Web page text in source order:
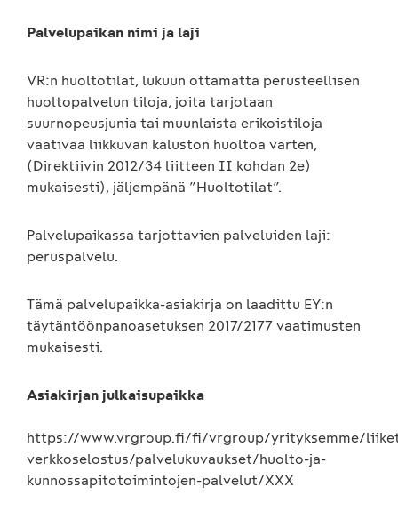
Palvelupaikan nimi ja laji
VR:n huoltotilat, lukuun ottamatta perusteellisen
huoltopalvelun tiloja, joita tarjotaan
suurnopeusjunia tai muunlaista erikoistiloja
vaativaa liikkuvan kaluston huoltoa varten,
(Direktiivin 2012/34 liitteen II kohdan 2e)
mukaisesti), jäljempänä ”Huoltotilat”.
Palvelupaikassa tarjottavien palveluiden laji:
peruspalvelu.
Tämä palvelupaikka-asiakirja on laadittu EY:n
täytäntöönpanoasetuksen 2017/2177 vaatimusten
mukaisesti.
Asiakirjan julkaisupaikka
https://www.vrgroup.fi/fi/vrgroup/yrityksemme/
verkkoselostus/palvelukuvaukset/huolto-ja-
kunnossapitotoimintojen-palvelut/XXX